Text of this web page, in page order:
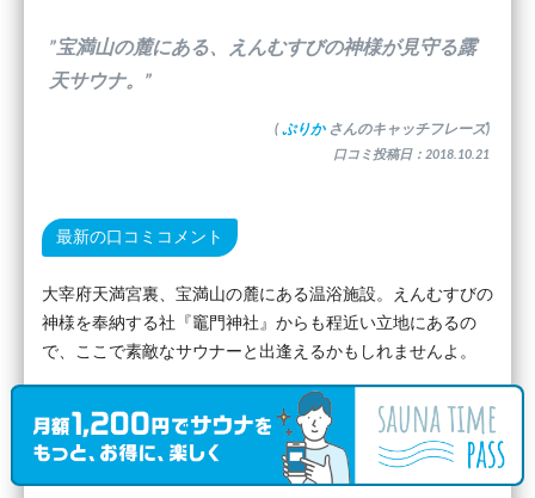
”宝満山の麓にある、えんむすびの神様が見守る露
天サウナ。”
( ぷりか さんのキャッチフレーズ)
口コミ投稿日：2018.10.21
最新の口コミコメント
大宰府天満宮裏、宝満山の麓にある温浴施設。えんむすびの
神様を奉納する社『竈門神社』からも程近い立地にあるの
で、ここで素敵なサウナーと出逢えるかもしれませんよ。
口コミ投稿日：2018.10.21
最新のサウナ室の口コミ